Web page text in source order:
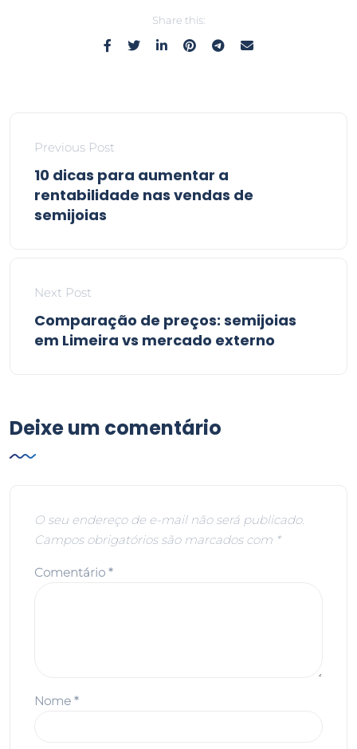
Share this:
Previous Post
10 dicas para aumentar a
rentabilidade nas vendas de
semijoias
Next Post
Comparação de preços: semijoias
em Limeira vs mercado externo
Deixe um comentário
O seu endereço de e-mail não será publicado.
Campos obrigatórios são marcados com *
Comentário *
Nome *